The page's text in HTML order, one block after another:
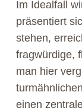
Im Idealfall
präsentiert
stehen,
fragwürdige,
man hier
einen